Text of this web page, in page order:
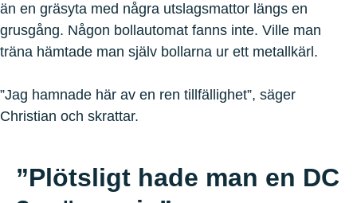
än en gräsyta med några utslagsmattor längs en
grusgång. Någon bollautomat fanns inte. Ville man
träna hämtade man själv bollarna ur ett metallkärl.
”Jag hamnade här av en ren tillfällighet”, säger
Christian och skrattar.
”Plötsligt hade man en DC